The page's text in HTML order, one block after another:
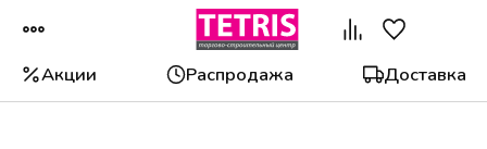
Акции Распродажа Доставка